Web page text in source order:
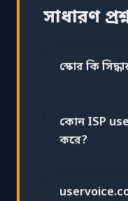
সাধারণ
স্কোর কি
কোন ISP
করে?